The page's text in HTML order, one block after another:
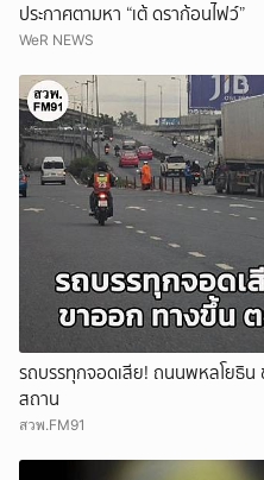
ประกาศตามหา “เต้ ดราก้อนไฟว์”
WeR NEWS
รถบรรทุกจอดเสีย! ถนนพหลโยธิ
สถาน
สวพ.FM91